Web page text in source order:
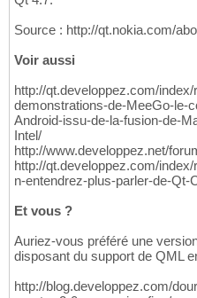
Source : http://qt.nokia.com/
Voir aussi
http://qt.developpez.com/
demonstrations-de-MeeGo-le-
Android-issu-de-la-fusion-de-
Intel/
http://www.developpez.net/
http://qt.developpez.com/
n-entendrez-plus-parler-de-Qt-
Et vous ?
Auriez-vous préféré une
disposant du support de QML
http://blog.developpez.com/